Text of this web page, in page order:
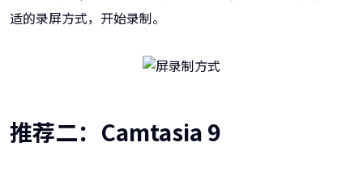
适的录屏方式，开始录制。
推荐二：Camtasia 9